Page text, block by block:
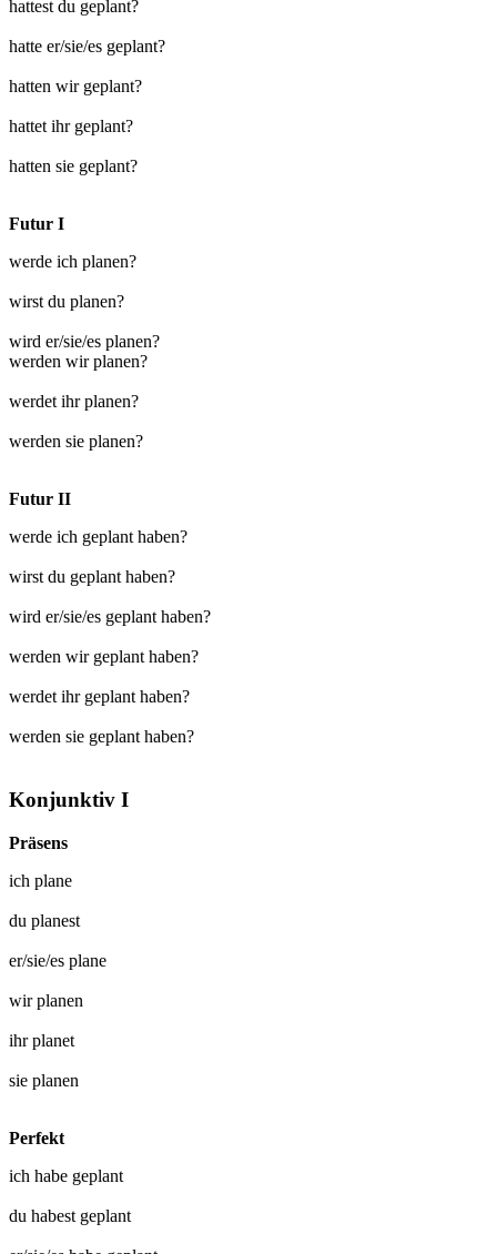
hattest du geplant?
hatte er/sie/es geplant?
hatten wir geplant?
hattet ihr geplant?
hatten sie geplant?
Futur I
werde ich planen?
wirst du planen?
wird er/sie/es planen?
werden wir planen?
werdet ihr planen?
werden sie planen?
Futur II
werde ich geplant haben?
wirst du geplant haben?
wird er/sie/es geplant haben?
werden wir geplant haben?
werdet ihr geplant haben?
werden sie geplant haben?
Konjunktiv I
Präsens
ich plane
du planest
er/sie/es plane
wirplanen
ihrplanet
sie planen
Perfekt
ich habe geplant
du habest geplant